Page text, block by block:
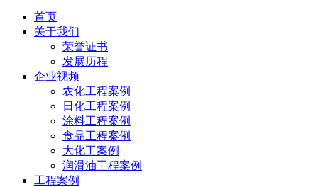
首页
关于我们
荣誉证书
发展历程
企业视频
农化工程案例
日化工程案例
涂料工程案例
食品工程案例
大化工案例
润滑油工程案例
工程案例